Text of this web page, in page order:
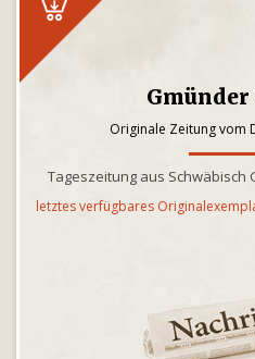
Originale Zeitung vom
Tageszeitung aus Schwäbisch
letztes verfügbares